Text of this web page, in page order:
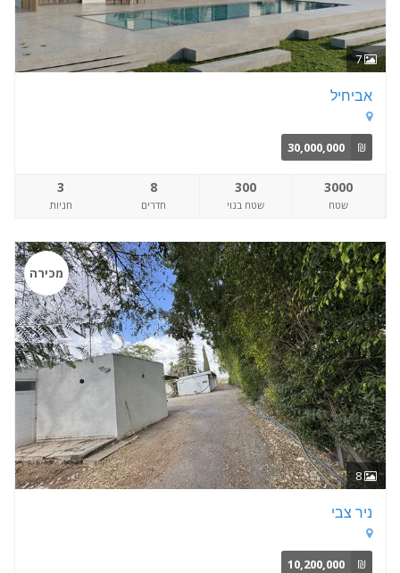
7
אביחיל
₪
30,000,000
3000
שטח
300
שטח בנוי
8
חדרים
3
חניות
8
מכירה
ניר צבי
₪
10,200,000